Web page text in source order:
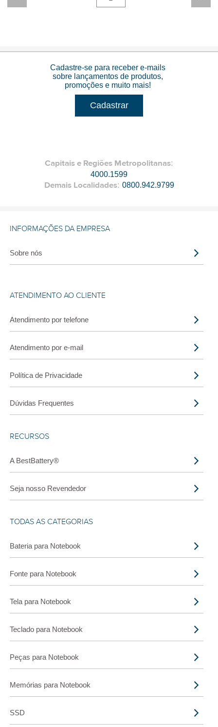
Cadastre-se para receber e-mails
sobre lançamentos de produtos,
promoções e muito mais!
Cadastrar
Capitais e Regiões Metropolitanas:
4000.1599
Demais Localidades: 0800.942.9799
INFORMAÇÕES DA EMPRESA
Sobre nós
ATENDIMENTO AO CLIENTE
Atendimento por telefone
Atendimento por e-mail
Política de Privacidade
Dúvidas Frequentes
RECURSOS
A BestBattery®
Seja nosso Revendedor
TODAS AS CATEGORIAS
Bateria para Notebook
Fonte para Notebook
Tela para Notebook
Teclado para Notebook
Peças para Notebook
Memórias para Notebook
SSD